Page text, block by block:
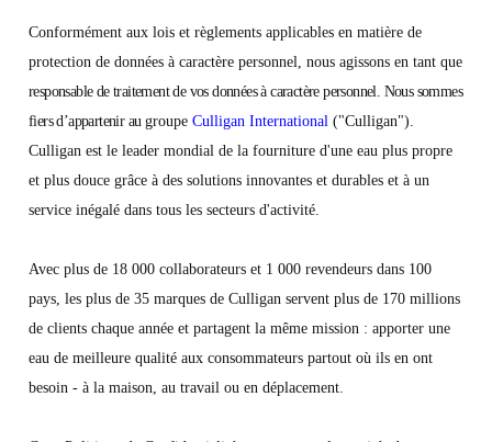
Conformément aux lois et règlements applicables en matière de
protection de données à caractère personnel, nous agissons en tant que
responsable de traitement de vos données à caractère personnel. Nous sommes
fiers d’appartenir augroupeCulliganInternational ("Culligan").
Culligan est le leader mondial de la fourniture d'une eau plus propre
et plus douce grâce à des solutions innovantes et durables et à un
service inégalé dans tous les secteurs d'activité.
Avec plus de 18 000 collaborateurs et 1 000 revendeurs dans 100
pays, les plus de 35 marques de Culligan servent plus de 170 millions
de clients chaque année et partagent la même mission : apporter une
eau de meilleure qualité aux consommateurs partout où ils en ont
besoin - à la maison, au travail ou en déplacement.